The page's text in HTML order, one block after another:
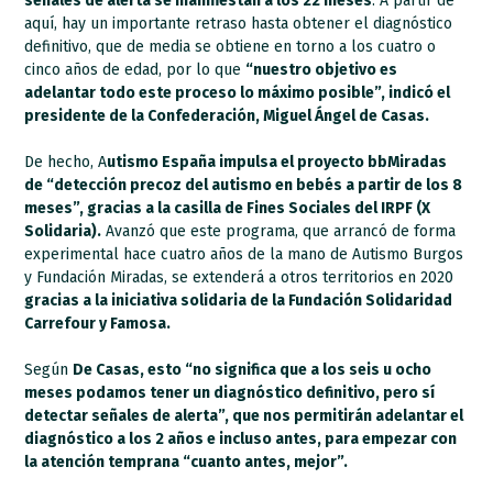
aquí, hay un importante retraso hasta obtener el diagnóstico
definitivo, que de media se obtiene en torno a los cuatro o
cinco años de edad, por lo que “nuestro objetivo es
adelantar todo este proceso lo máximo posible”, indicó el
presidente de la Confederación, Miguel Ángel de Casas.
De hecho, Autismo España impulsa el proyecto bbMiradas
de “detección precoz del autismo en bebés a partir de los 8
meses”, gracias a la casilla de Fines Sociales del IRPF (X
Solidaria). Avanzó que este programa, que arrancó de forma
experimental hace cuatro años de la mano de Autismo Burgos
y Fundación Miradas, se extenderá a otros territorios en 2020
gracias a la iniciativa solidaria de la Fundación Solidaridad
Carrefour y Famosa.
Según De Casas, esto “no significa que a los seis u ocho
meses podamos tener un diagnóstico definitivo, pero sí
detectar señales de alerta”, que nos permitirán adelantar el
diagnóstico a los 2 años e incluso antes, para empezar con
la atención temprana “cuanto antes, mejor”.